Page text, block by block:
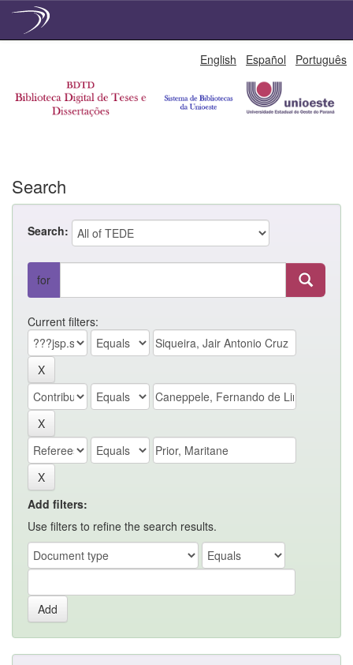
English Español Português
Search
Search:
for
Current filters:
Add filters:
Use filters to refine the search results.